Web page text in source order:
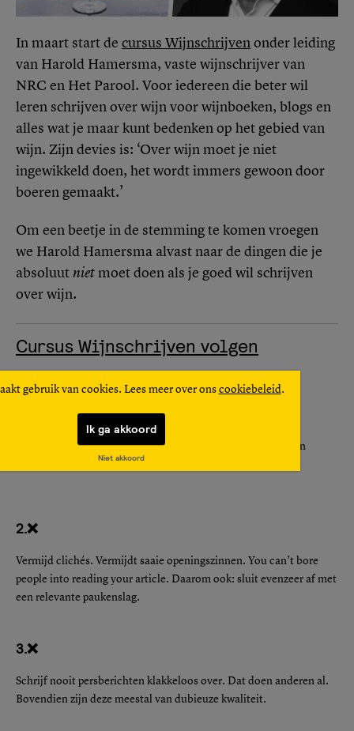
Mijn Editio
gebruik van cookies. Lees meer over ons cookiebeleid .
Ik ga akkoord
Niet akkoord
In maart start de cursus Wijnschrijven onder leiding
van Harold Hamersma, vaste wijnschrijver van
NRC en Het Parool. Voor iedereen die beter wil
leren schrijven over wijn voor wijnboeken, blogs en
alles wat je maar kunt bedenken op het gebied van
wijn. Zijn devies is: ‘Over wijn moet je niet
ingewikkeld doen, het wordt immers gewoon door
boeren gemaakt.’
Om een beetje in de stemming te komen vroegen
we Harold Hamersma alvast naar de dingen die je
absoluut niet moet doen als je goed wil schrijven
over wijn.
Cursus Wijnschrijven volgen
Doe je niet anders voor dan je bent. Men zou je eens kunnen
verwarren met een ander. Schrijf je eigen stijl.
2.❌
Vermijd clichés. Vermijdt saaie openingszinnen. You can’t bore
people into reading your article. Daarom ook: sluit evenzeer af met
een relevante paukenslag.
3.❌
Schrijf nooit persberichten klakkeloos over. Dat doen anderen al.
Bovendien zijn deze meestal van dubieuze kwaliteit.